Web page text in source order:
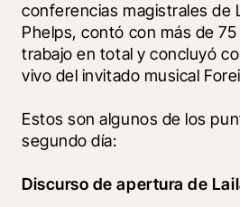
conferencias magistrales de
Phelps, contó con más de
trabajo en total y concluyó
vivo del invitado musical
Estos son algunos de los
segundo día:
Discurso de apertura de